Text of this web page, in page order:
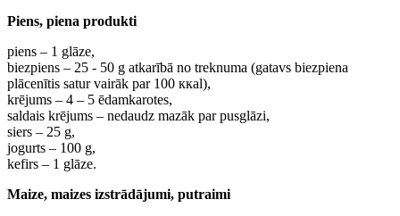
Piens, piena produkti
piens – 1 glāze,
biezpiens – 25 - 50 g atkarībā no treknuma (gatavs biezpiena
plācenītis satur vairāk par 100 ккal),
krējums – 4 – 5 ēdamkarotes,
saldais krējums – nedaudz mazāk par pusglāzi,
siers – 25 g,
jogurts – 100 g,
kefirs – 1 glāze.
Maize, maizes izstrādājumi, putraimi